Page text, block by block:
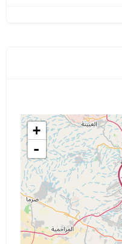
+
-